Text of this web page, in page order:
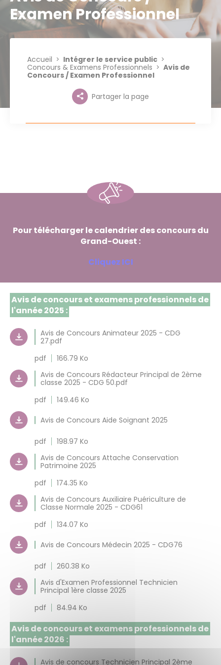
Examen Professionnel
Accueil
Intégrer le service public
Concours & Examens Professionnels
Avis de
Concours / Examen Professionnel
Partager la page
Pour télécharger le calendrier des concours du
Grand-Ouest :
Cliquez ICI
Avis de concours et examens professionnels de
l'année 2025 :
Avis de Concours Animateur 2025 - CDG
27.pdf
pdf
166.79 Ko
Avis de Concours Rédacteur Principal de 2ème
classe 2025 - CDG 50.pdf
pdf
149.46 Ko
Avis de Concours Aide Soignant 2025
pdf
198.97 Ko
Avis de Concours Attache Conservation
Patrimoine 2025
pdf
174.35 Ko
Avis de Concours Auxiliaire Puériculture de
Classe Normale 2025 - CDG61
pdf
134.07 Ko
Avis de Concours Médecin 2025 - CDG76
pdf
260.38 Ko
Avis d'Examen Professionnel Technicien
Principal 1ère classe 2025
pdf
84.94 Ko
Avis de concours et examens professionnels de
l'année 2026 :
Avis de concours Technicien Principal 2ème